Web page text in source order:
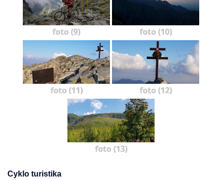
foto (9) foto (10)
foto (11) foto (12)
foto (13)
Cyklo turistika